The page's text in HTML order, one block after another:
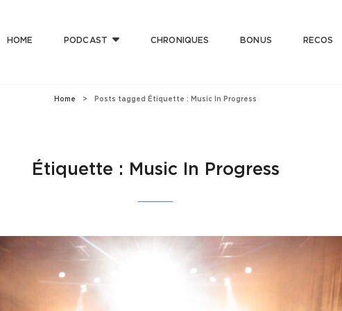
HOME PODCAST CHRONIQUES BONUS RECOS
Home > Posts tagged Étiquette : Music In Progress
Étiquette : Music In Progress